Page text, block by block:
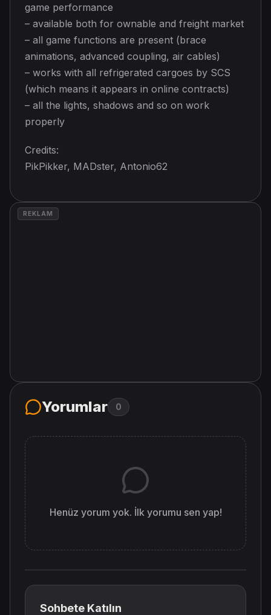
game performance
– available both for ownable and freight market
– all game functions are present (brace
animations, advanced coupling, air cables)
– works with all refrigerated cargoes by SCS
(which means it appears in online contracts)
– all the lights, shadows and so on work
properly
Credits:
PikPikker, MADster, Antonio62
REKLAM
Yorumlar 0
Henüz yorum yok. İlk yorumu sen yap!
Sohbete Katılın